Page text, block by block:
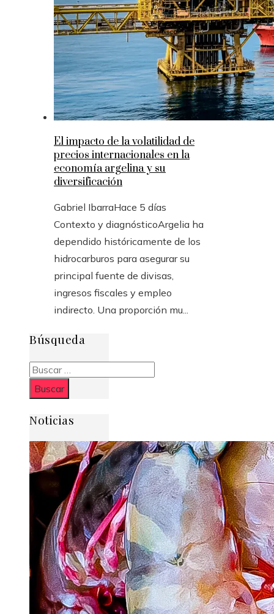
El impacto de la volatilidad de
precios internacionales en la
economía argelina y su
diversificación
Gabriel IbarraHace 5 días
Contexto y diagnósticoArgelia ha
dependido históricamente de los
hidrocarburos para asegurar su
principal fuente de divisas,
ingresos fiscales y empleo
indirecto. Una proporción mu...
Búsqueda
Buscar:
Noticias